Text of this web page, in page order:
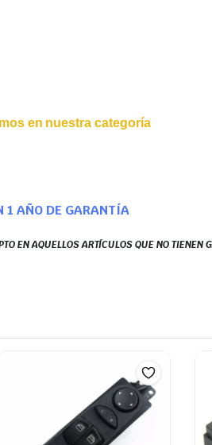
en nuestra categoría
1 AÑO DE GARANTÍA
EN AQUELLOS ARTÍCULOS QUE NO TIENEN